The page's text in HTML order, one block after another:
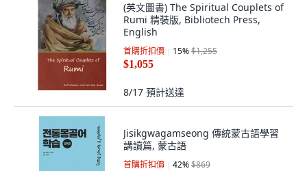
(英文圖書) The Spiritual Couplets of
Rumi 精裝版, Bibliotech Press,
English
首購折扣價 15%$1,255
$1,055
8/17 預計送達
Jisikgwagamseong 傳統蒙古語學習
講讀篇, 蒙古語
首購折扣價 42%$869